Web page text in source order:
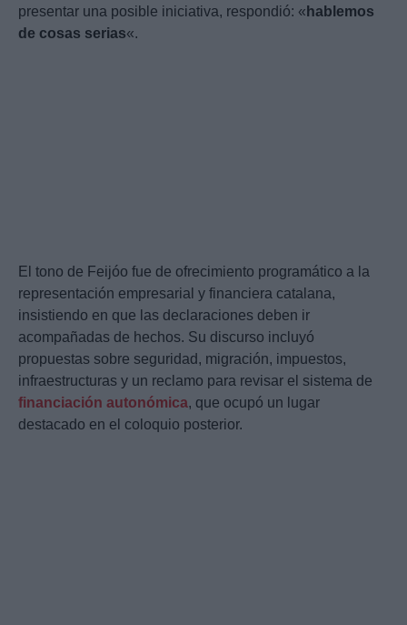
presentar una posible iniciativa, respondió: « hablemos
de cosas serias«.
El tono de Feijóo fue de ofrecimiento programático a la
representación empresarial y financiera catalana,
insistiendo en que las declaraciones deben ir
acompañadas de hechos. Su discurso incluyó
propuestas sobre seguridad, migración, impuestos,
infraestructuras y un reclamo para revisar el sistema de
financiación autonómica, que ocupó un lugar
destacado en el coloquio posterior.